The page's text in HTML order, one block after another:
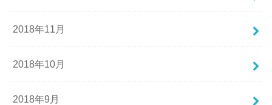
2018年11月
2018年10月
2018年9月